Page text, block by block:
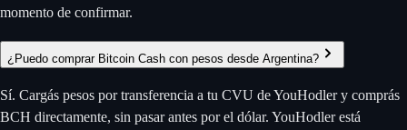
momento de confirmar.
¿Puedo comprar Bitcoin Cash con pesos desde Argentina?
Sí. Cargás pesos por transferencia a tu CVU de YouHodler y comprás
BCH directamente, sin pasar antes por el dólar. YouHodler está